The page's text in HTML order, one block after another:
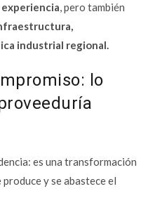
, pero también
industrial regional.
lo
es una transformación
y se abastece el